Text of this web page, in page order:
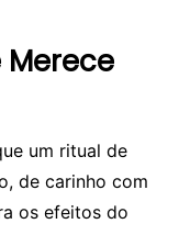
Merece
um ritual de
de carinho com
os efeitos do